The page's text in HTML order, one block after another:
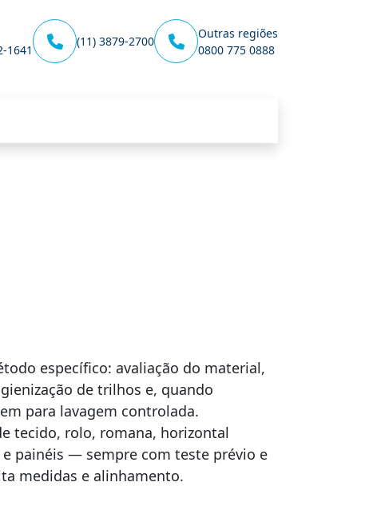
1641
(11) 3879-2700
Outras regiões
0800 775 0888
específico: avaliação do material,
de trilhos e, quando
para lavagem controlada.
tecido, rolo, romana, horizontal
painéis — sempre com teste prévio e
medidas e alinhamento.